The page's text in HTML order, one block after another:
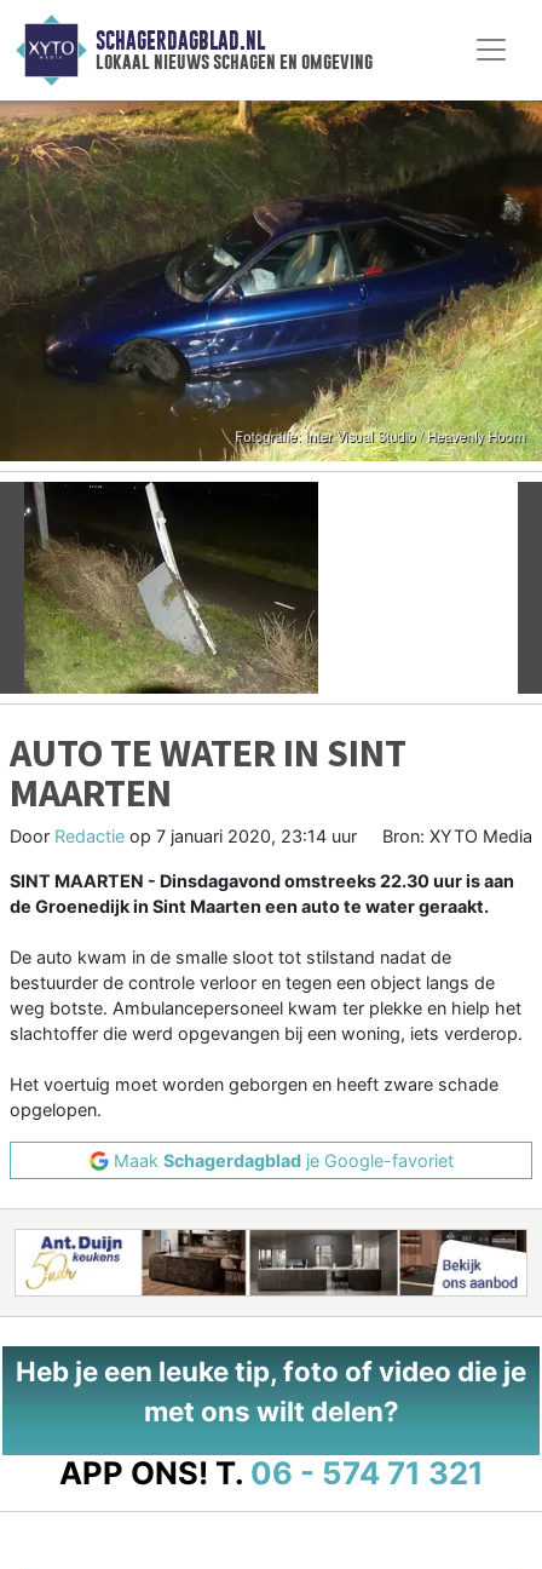
SCHAGERDAGBLAD.NL
lokaal nieuws schagen en omgeving
Vorige
AUTO TE WATER IN SINT
MAARTEN
Door Redactie op 7 januari 2020, 23:14 uur Bron: XYTO Media
SINT MAARTEN - Dinsdagavond omstreeks 22.30 uur is aan
de Groenedijk in Sint Maarten een auto te water geraakt.
De auto kwam in de smalle sloot tot stilstand nadat de
bestuurder de controle verloor en tegen een object langs de
weg botste. Ambulancepersoneel kwam ter plekke en hielp het
slachtoffer die werd opgevangen bij een woning, iets verderop.
Het voertuig moet worden geborgen en heeft zware schade
opgelopen.
Maak Schagerdagbladje Google-favoriet
Heb je een leuke tip, foto of video die je
met ons wilt delen?
APP ONS! T. 06 - 574 71 321